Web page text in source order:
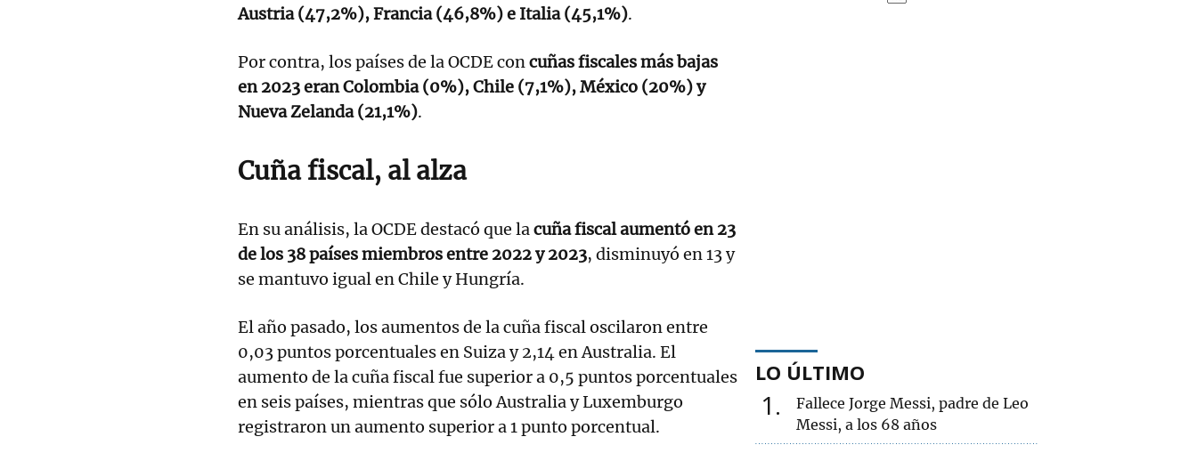
Austria (47,2%), Francia (46,8%) e Italia (45,1%).
Por contra, los países de la OCDE concuñas fiscales más bajas
en 2023 eran Colombia (0%), Chile (7,1%), México (20%) y
Nueva Zelanda (21,1%).
Cuña fiscal, al alza
En su análisis, la OCDE destacó que lacuña fiscal aumentó en 23
de los 38 países miembros entre 2022 y 2023, disminuyó en 13 y
se mantuvo igual en Chile y Hungría.
El año pasado, los aumentos de la cuña fiscal oscilaron entre
0,03 puntos porcentuales en Suiza y 2,14 en Australia. El
aumento de la cuña fiscal fue superior a 0,5 puntos porcentuales
en seis países, mientras que sólo Australia y Luxemburgo
registraron un aumento superior a 1 punto porcentual.
LO ÚLTIMO
1
Fallece Jorge Messi, padre de Leo
Messi, a los 68 años